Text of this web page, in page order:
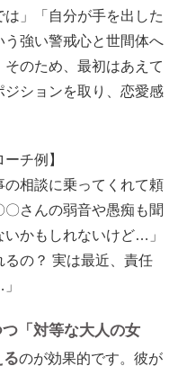
」「自分が手を出した
う強い警戒心と世間体へ
のため、最初はあえて
ジションを取り、恋愛感
チ例】
相談に乗ってくれて頼
さんの弱音や愚痴も聞
かもしれないけど…」
の？ 実は最近、責任
つ「対等な大人の女
のが効果的です。彼が